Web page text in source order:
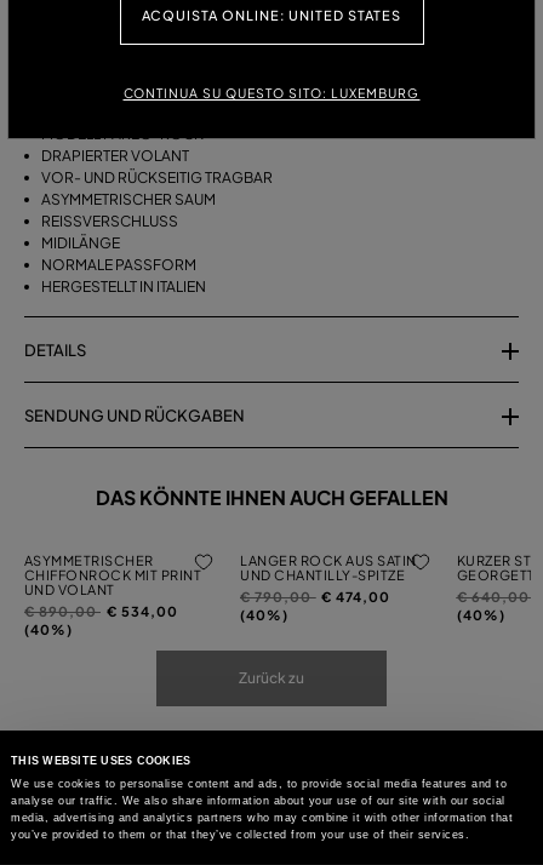
THIS WEBSITE USES COOKIES
We use cookies to personalise content and ads, to provide social media features and to
analyse our traffic. We also share information about your use of our site with our social
media, advertising and analytics partners who may combine it with other information that
you’ve provided to them or that they’ve collected from your use of their services.
ACQUISTA ONLINE: UNITED STATES
CONTINUA SU QUESTO SITO: LUXEMBURG
ASYMMETRISCHER PAREO-ROCK MIT DRAPIERTEN VOLANTS AUS
VISKOSE-TWILL MIT FOULARD-PRINT.
VISKOSE-TWILL
MODELL PAREO-ROCK
DRAPIERTER VOLANT
VOR- UND RÜCKSEITIG TRAGBAR
ASYMMETRISCHER SAUM
REISSVERSCHLUSS
MIDILÄNGE
NORMALE PASSFORM
HERGESTELLT IN ITALIEN
DETAILS
SENDUNG UND RÜCKGABEN
DAS KÖNNTE IHNEN AUCH GEFALLEN
ASYMMETRISCHER
CHIFFONROCK MIT PRINT
UND VOLANT
Preis
reduziert
€ 890,00auf
€ 534,00
(40%)
LANGER ROCK AUS SATIN
UND CHANTILLY-SPITZE
Preis
reduziert
€ 790,00auf
€ 474,00
(40%)
KURZER
Preis
reduziert
€ 640,00
(40%)
Zurück zu